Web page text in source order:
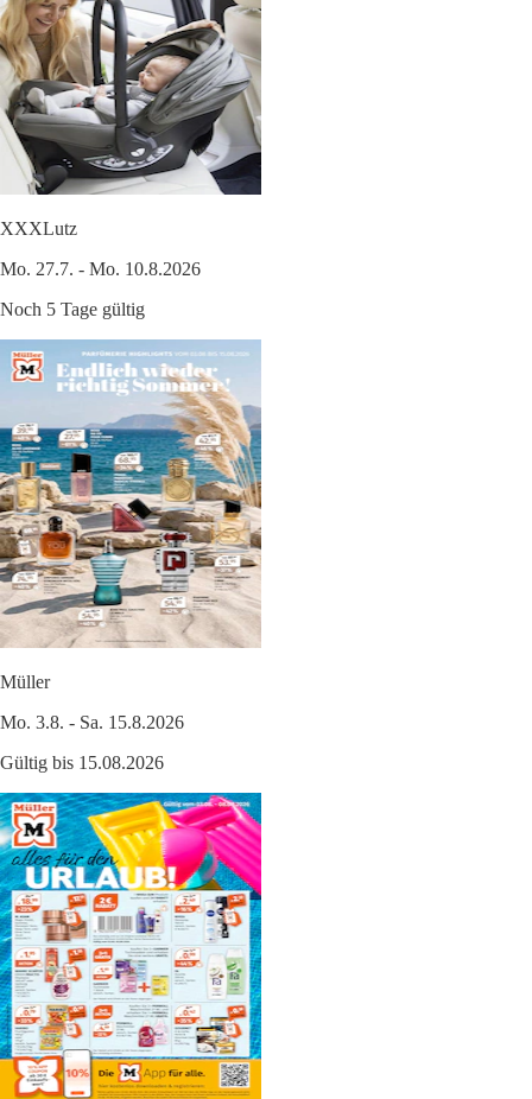
XXXLutz
Mo. 27.7. - Mo. 10.8.2026
Noch 5 Tage gültig
Müller
Mo. 3.8. - Sa. 15.8.2026
Gültig bis 15.08.2026